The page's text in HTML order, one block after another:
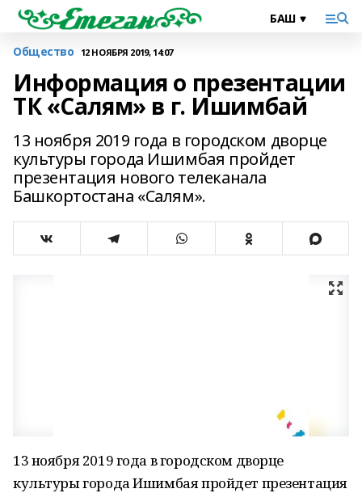
Общество 12 НОЯБРЯ 2019, 14:07
Информация о презентации
ТК «Салям» в г. Ишимбай
13 ноября 2019 года в городском дворце
культуры города Ишимбая пройдет
презентация нового телеканала
Башкортостана «Салям».
13 ноября 2019 года в городском дворце
культуры города Ишимбая пройдет презентация